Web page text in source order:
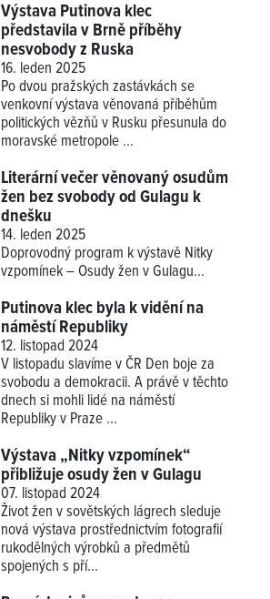
Výstava Putinova klec
představila v Brně příběhy
nesvobody z Ruska
16. leden 2025
Po dvou pražských zastávkách se
venkovní výstava věnovaná příběhům
politických vězňů v Rusku přesunula do
moravské metropole ...
Literární večer věnovaný osudům
žen bez svobody od Gulagu k
dnešku
14. leden 2025
Doprovodný program k výstavě Nitky
vzpomínek – Osudy žen v Gulagu...
Putinova klec byla k vidění na
náměstí Republiky
12. listopad 2024
V listopadu slavíme v ČR Den boje za
svobodu a demokracii. A právě v těchto
dnech si mohli lidé na náměstí
Republiky v Praze ...
Výstava „Nitky vzpomínek“
přibližuje osudy žen v Gulagu
07. listopad 2024
Život žen v sovětských lágrech sleduje
nová výstava prostřednictvím fotografií
rukodělných výrobků a předmětů
spojených s pří...